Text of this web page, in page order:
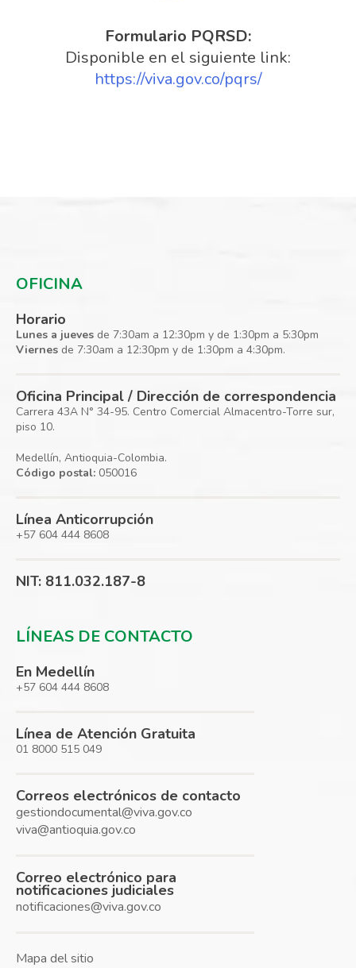
Formulario PQRSD:
Disponible en el siguiente link:
https://viva.gov.co/pqrs/
OFICINA
Horario
Lunes a jueves de 7:30am a 12:30pm y de 1:30pm a 5:30pm
Viernes de 7:30am a 12:30pm y de 1:30pm a 4:30pm.
Oficina Principal / Dirección de correspondencia
Carrera 43A N° 34-95. Centro Comercial Almacentro-Torre sur,
piso 10.
Medellín, Antioquia-Colombia.
Código postal: 050016
Línea Anticorrupción
+57 604 444 8608
NIT: 811.032.187-8
LÍNEAS DE CONTACTO
En Medellín
+57 604 444 8608
Línea de Atención Gratuita
01 8000 515 049
Correos electrónicos de contacto
gestiondocumental@viva.gov.co
viva@antioquia.gov.co
Correo electrónico para
notificaciones judiciales
notificaciones@viva.gov.co
Mapa del sitio